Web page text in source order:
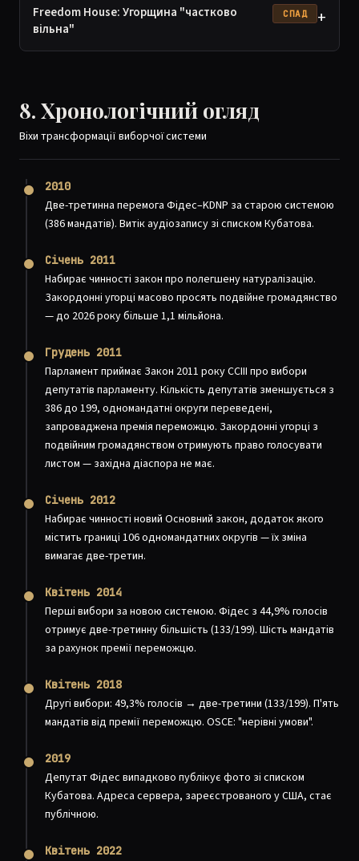
Freedom House: Угорщина "частково
вільна"
СПАД +
8. Хронологічний огляд
Віхи трансформації виборчої системи
2010
Две-третинна перемога Фідес–KDNP за старою системою
(386 мандатів). Витік аудіозапису зі списком Кубатова.
Січень 2011
Набирає чинності закон про полегшену натуралізацію.
Закордонні угорці масово просять подвійне громадянство
— до 2026 року більше 1,1 мільйона.
Грудень 2011
Парламент приймає Закон 2011 року CCIII про вибори
депутатів парламенту. Кількість депутатів зменшується з
386 до 199, одномандатні округи переведені,
запроваджена премія переможцю. Закордонні угорці з
подвійним громадянством отримують право голосувати
листом — західна діаспора не має.
Січень 2012
Набирає чинності новий Основний закон, додаток якого
містить границі 106 одномандатних округів — їх зміна
вимагає две-третин.
Квітень 2014
Перші вибори за новою системою. Фідес з 44,9% голосів
отримує две-третинну більшість (133/199). Шість мандатів
за рахунок премії переможцю.
Квітень 2018
Другі вибори: 49,3% голосів → две-третини (133/199). П'ять
мандатів від премії переможцю. OSCE: "нерівні умови".
2019
Депутат Фідес випадково публікує фото зі списком
Кубатова. Адреса сервера, зареєстрованого у США, стає
публічною.
Квітень 2022